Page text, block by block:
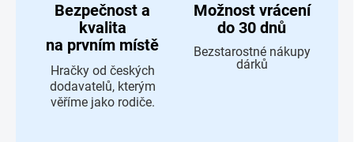
Bezpečnost a
kvalita
na prvním místě
Hračky od českých
dodavatelů, kterým
věříme jako rodiče.
Možnost vrácení
do 30 dnů
Bezstarostné nákupy
dárků